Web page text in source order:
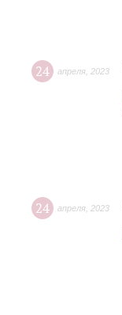
24 апреля 2023
24 апреля 2023